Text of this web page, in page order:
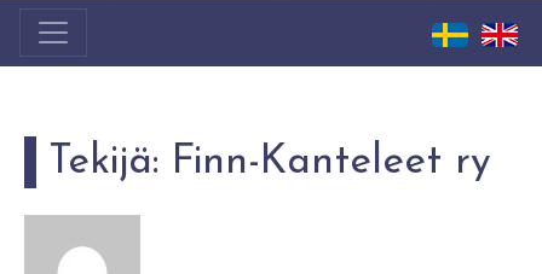
Tekijä: Finn-Kanteleet ry